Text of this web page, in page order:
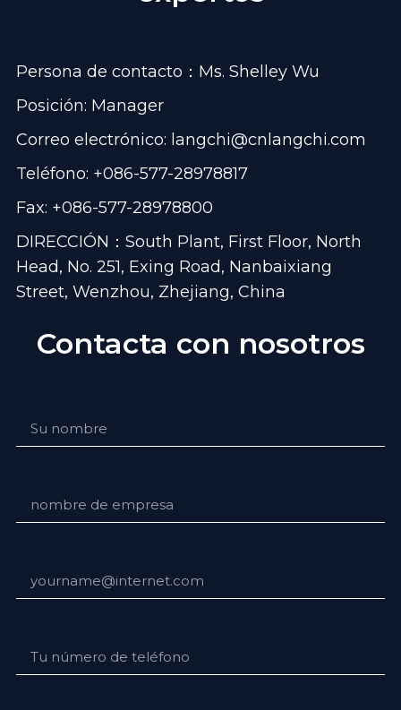
Persona de contacto：Ms. Shelley Wu
Posición: Manager
Correo electrónico: langchi@cnlangchi.com
Teléfono: +086-577-28978817
Fax: +086-577-28978800
DIRECCIÓN：South Plant, First Floor, North
Head, No. 251, Exing Road, Nanbaixiang
Street, Wenzhou, Zhejiang, China
Contacta con nosotros